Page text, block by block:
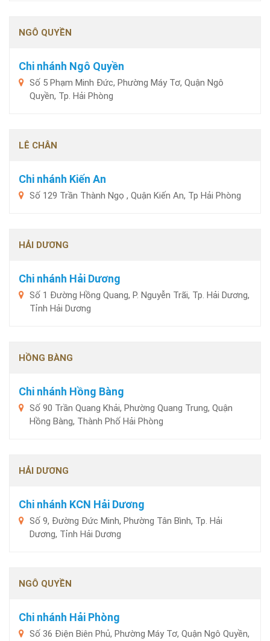
NGÔ QUYỀN
Chi nhánh Ngô Quyền
Số 5 Phạm Minh Đức, Phường Máy Tơ, Quận Ngô
Quyền, Tp. Hải Phòng
LÊ CHÂN
Chi nhánh Kiến An
Số 129 Trần Thành Ngọ , Quận Kiến An, Tp Hải Phòng
HẢI DƯƠNG
Chi nhánh Hải Dương
Số 1 Đường Hồng Quang, P. Nguyễn Trãi, Tp. Hải Dương,
Tỉnh Hải Dương
HỒNG BÀNG
Chi nhánh Hồng Bàng
Số 90 Trần Quang Khải, Phường Quang Trung, Quận
Hồng Bàng, Thành Phố Hải Phòng
HẢI DƯƠNG
Chi nhánh KCN Hải Dương
Số 9, Đường Đức Minh, Phường Tân Bình, Tp. Hải
Dương, Tỉnh Hải Dương
NGÔ QUYỀN
Chi nhánh Hải Phòng
Số 36 Điện Biên Phủ, Phường Máy Tơ, Quận Ngô Quyền,